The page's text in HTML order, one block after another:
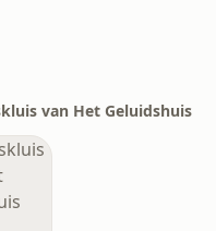
van Het Geluidshuis